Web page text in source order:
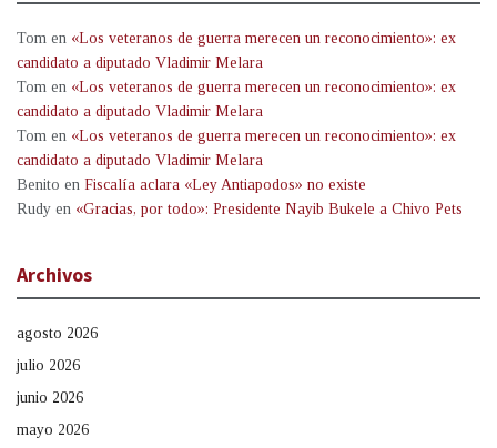
Tom en «Los veteranos de guerra merecen un reconocimiento»: ex
candidato a diputado Vladimir Melara
Tom en «Los veteranos de guerra merecen un reconocimiento»: ex
candidato a diputado Vladimir Melara
Tom en «Los veteranos de guerra merecen un reconocimiento»: ex
candidato a diputado Vladimir Melara
Benito en Fiscalía aclara «Ley Antiapodos» no existe
Rudy en «Gracias, por todo»: Presidente Nayib Bukele a Chivo Pets
Archivos
agosto 2026
julio 2026
junio 2026
mayo 2026